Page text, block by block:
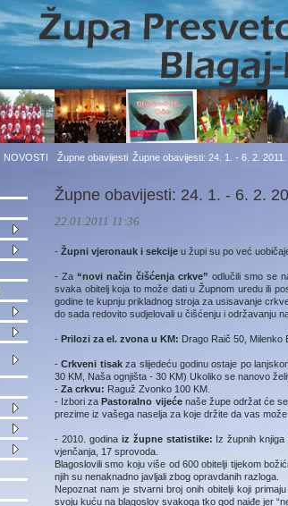
NOVOSTI Župne obavijesti Župne obavijesti: 24. 1. - 6. 2. 2011.
Župne obavijesti: 24. 1. - 6. 2.
22.01.2011 11:36
- Župni vjeronauk i sekcije u župi su po već
- Za “novi način čišćenja crkve” odlučili smo se
svaka obitelj koja to može dati u Župnom uredu ili
godine te kupnju prikladnog stroja za usisavanje
do sada redovito sudjelovali u čišćenju i održavanju
- Prilozi za el. zvona u KM: Drago Raič 50, Milenko
-Crkveni tisakza slijedeću godinu ostaje po
30 KM, Naša ognjišta - 30 KM) Ukoliko se nanovo
- Za crkvu: Raguž Zvonko 100 KM.
- Izbori zaPastoralno vijeće naše župe održat će
prezime iz vašega naselja za koje držite da vas može
- 2010. godina iz župne statistike: Iz župnih
vjenčanja, 17 sprovoda.
Blagoslovili smo koju više od 600 obitelji tijekom
njih su nenaknadno javljali zbog opravdanih razloga.
Nepoznat nam je stvarni broj onih obitelji koji
svoju kuću na blagoslov svakoga tko god naiđe jer